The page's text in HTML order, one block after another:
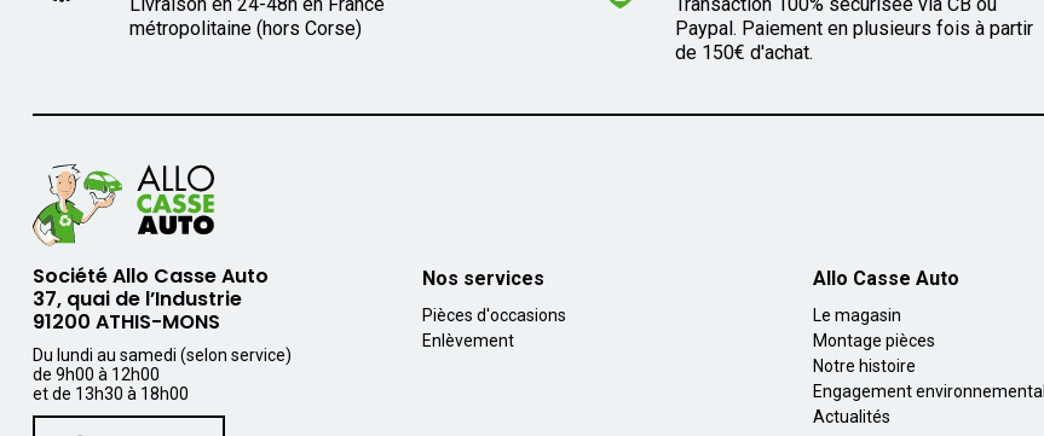
métropolitaine (hors Corse)
Paypal. Paiement en plusieurs fois à partir
de 150€ d'achat.
Société Allo Casse Auto
37, quai de l’Industrie
91200 ATHIS-MONS
Du lundi au samedi (selon service)
de 9h00 à 12h00
et de 13h30 à 18h00
Nos services
Pièces d'occasions
Enlèvement
Allo Casse Auto
Le magasin
Montage pièces
Notre histoire
Engagement environnemental
Actualités